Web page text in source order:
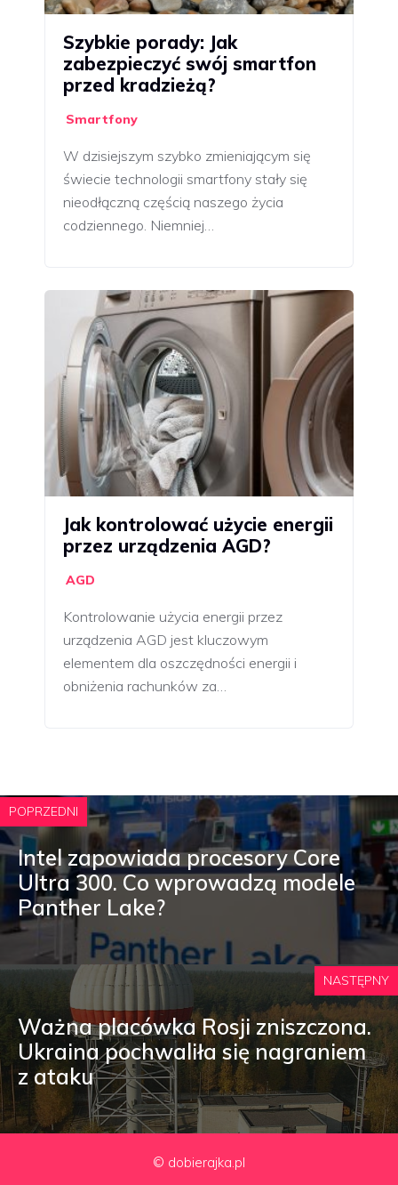
Szybkie porady: Jak
zabezpieczyć swój smartfon
przed kradzieżą?
Smartfony
W dzisiejszym szybko zmieniającym się
świecie technologii smartfony stały się
nieodłączną częścią naszego życia
codziennego. Niemniej…
Jak kontrolować użycie energii
przez urządzenia AGD?
AGD
Kontrolowanie użycia energii przez
urządzenia AGD jest kluczowym
elementem dla oszczędności energii i
obniżenia rachunków za…
POPRZEDNI
Intel zapowiada procesory Core
Ultra 300. Co wprowadzą modele
Panther Lake?
NASTĘPNY
Ważna placówka Rosji zniszczona.
Ukraina pochwaliła się nagraniem
z ataku
© dobierajka.pl